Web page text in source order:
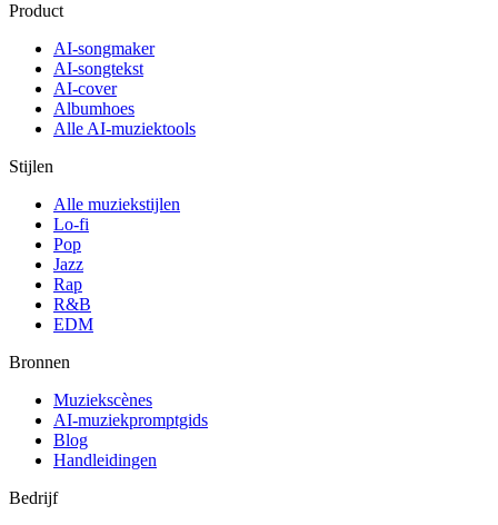
Product
AI-songmaker
AI-songtekst
AI-cover
Albumhoes
Alle AI-muziektools
Stijlen
Alle muziekstijlen
Lo-fi
Pop
Jazz
Rap
R&B
EDM
Bronnen
Muziekscènes
AI-muziekpromptgids
Blog
Handleidingen
Bedrijf